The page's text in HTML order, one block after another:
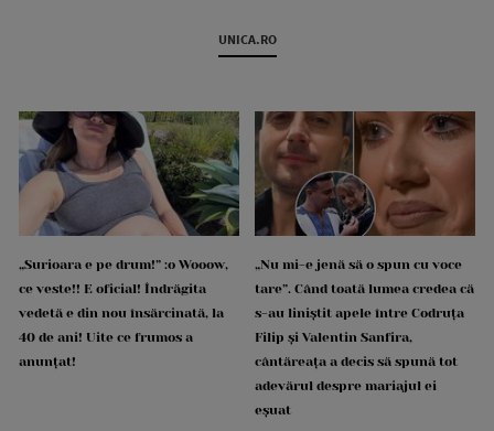
UNICA.RO
„Surioara e pe drum!” :o Wooow,
ce veste!! E oficial! Îndrăgita
vedetă e din nou însărcinată, la
40 de ani! Uite ce frumos a
anunțat!
„Nu mi-e jenă să o spun cu voce
tare”. Când toată lumea credea că
s-au liniștit apele între Codruța
Filip și Valentin Sanfira,
cântăreața a decis să spună tot
adevărul despre mariajul ei
eșuat